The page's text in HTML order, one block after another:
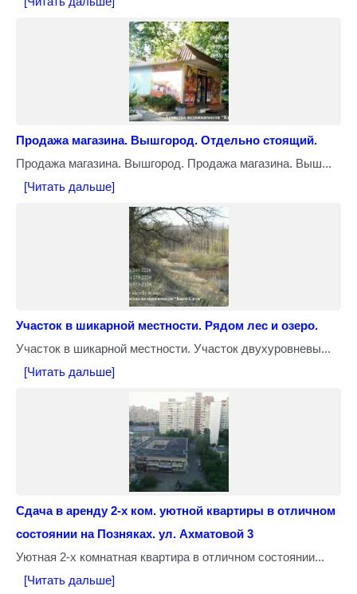
Продажа магазина. Вышгород. Отдельно стоящий.
Продажа магазина. Вышгород. Продажа магазина. Выш...
[Читать дальше]
Участок в шикарной местности. Рядом лес и озеро.
Участок в шикарной местности. Участок двухуровневы...
[Читать дальше]
Сдача в аренду 2-х ком. уютной квартиры в отличном
состоянии на Позняках. ул. Ахматовой 3
Уютная 2-х комнатная квартира в отличном состоянии...
[Читать дальше]